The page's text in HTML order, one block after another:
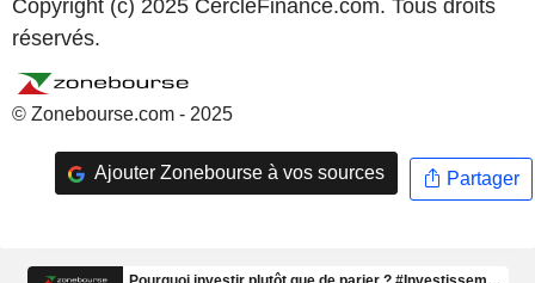
Copyright (c) 2025 CercleFinance.com. Tous droits
réservés.
© Zonebourse.com - 2025
Ajouter Zonebourse à vos sources Partager